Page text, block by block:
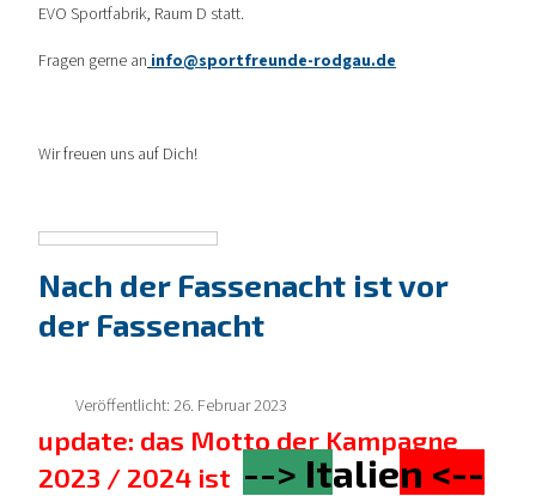
EVO Sportfabrik, Raum D statt.
Fragen gerne an info@sportfreunde-rodgau.de
Wir freuen uns auf Dich!
Nach der Fassenacht ist vor
der Fassenacht
Veröffentlicht: 26. Februar 2023
update: das Motto der Kampagne
2023 / 2024 ist --> Italien <--